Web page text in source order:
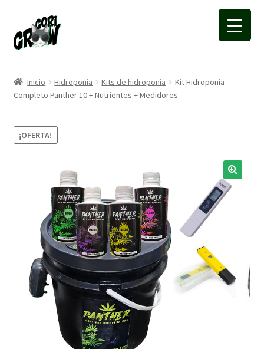
a
la
a
la
Inicio Hidroponia Kits de hidroponia
Kit Hidroponia
Completo Panther 10 + Nutrientes + Medidores
¡OFERTA!